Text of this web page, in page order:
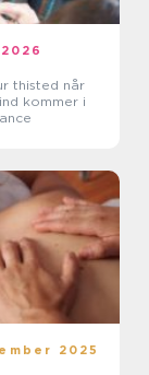
når
kommer i
2025